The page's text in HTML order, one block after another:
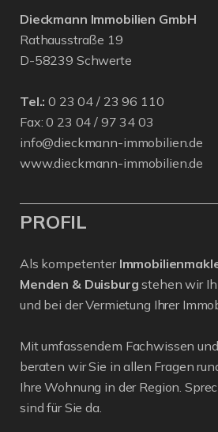
Dieckmann Immobilien GmbH
Rathausstraße 19
D-58239 Schwerte
Tel.: 0 23 04 / 23 96 110
Fax: 0 23 04 / 97 34 03
info@dieckmann-immobilien.de
www.dieckmann-immobilien.de
PROFIL
Als kompetenter
Menden & Duisburg stehen wir
und bei der Vermietung Ihrer
Mit umfassendem Fachwissen
beraten wir Sie in allen Fragen
Ihre Wohnung in der Region.
sind für Sie da.